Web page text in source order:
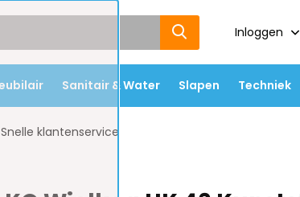
Inloggen
Sanitair & Water Slapen Techniek
Snelle klantenservice